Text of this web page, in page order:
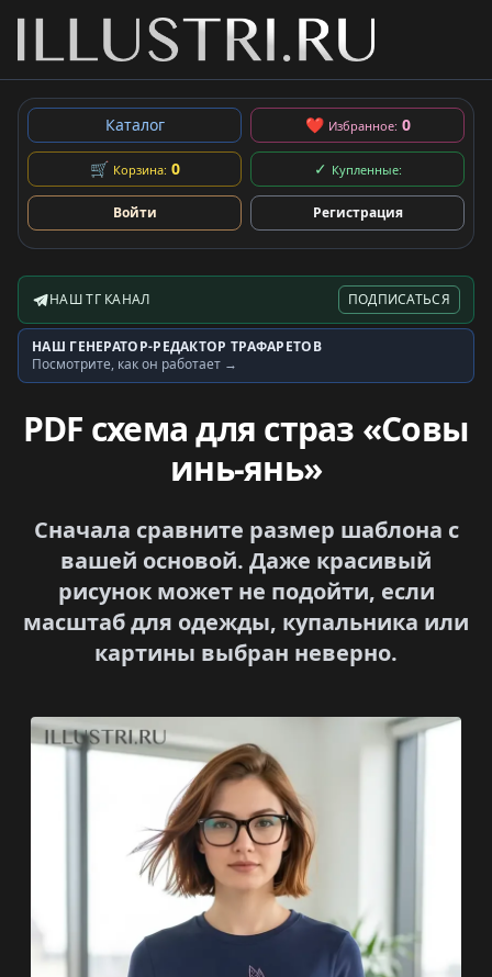
Каталог ❤ Избранное: 0
🛒 Корзина: 0 ✓ Купленные:
Войти Регистрация
Telegram-канал
НАШ ТГ КАНАЛ ПОДПИСАТЬСЯ
Генератор трафаретов
НАШ ГЕНЕРАТОР-РЕДАКТОР ТРАФАРЕТОВ
Посмотрите, как он работает →
PDF схема для страз «Совы
инь-янь»
Сначала сравните размер шаблона с
вашей основой. Даже красивый
рисунок может не подойти, если
масштаб для одежды, купальника или
картины выбран неверно.